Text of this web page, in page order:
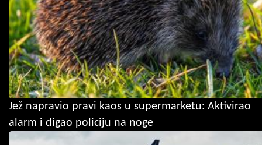
Jež napravio pravi kaos u supermarketu: Aktivirao
alarm i digao policiju na noge